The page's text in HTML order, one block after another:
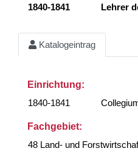
1840-1841 Lehrer
Katalogeintrag
Einrichtung:
1840-1841
Fachgebiet:
48 Land- und